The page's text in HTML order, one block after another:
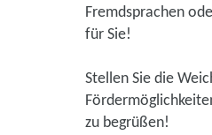
Fremdsprachen
für Sie!
Stellen Sie die
zu begrüßen!